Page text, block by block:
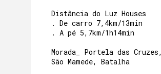
Distância do Luz Houses
. De carro 7,4km/13min
. A pé 5,7km/1h14min
Morada_ Portela das Cruzes,
São Mamede, Batalha